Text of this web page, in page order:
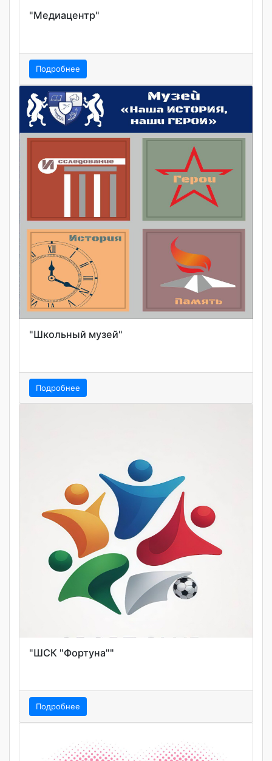
"Медиацентр"
Подробнее
"Школьный музей"
Подробнее
"ШСК "Фортуна""
Подробнее